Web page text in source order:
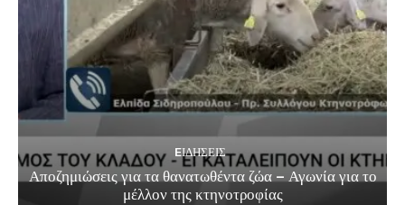
EΙΔΗΣΕΙΣ
Αποζημιώσεις για τα θανατωθέντα ζώα – Αγωνία για το
μέλλον της κτηνοτροφίας